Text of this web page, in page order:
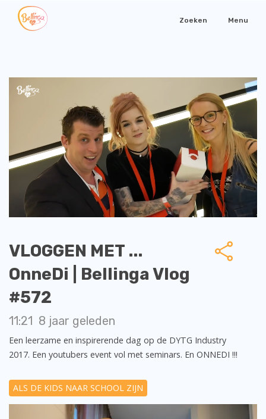
Zoeken Menu
VLOGGEN MET ...
OnneDi | Bellinga Vlog
#572
11:21 8 jaar geleden
Een leerzame en inspirerende dag op de DYTG Industry
2017. Een youtubers event vol met seminars. En ONNEDI !!!
ALS DE KIDS NAAR SCHOOL ZIJN